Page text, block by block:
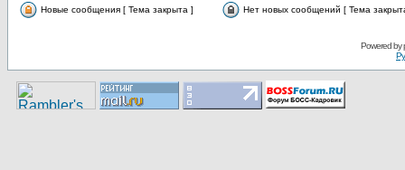
Новые сообщения [ Тема закрыта ]
Нет новых сообщений [ Тема
Pоwerеd by